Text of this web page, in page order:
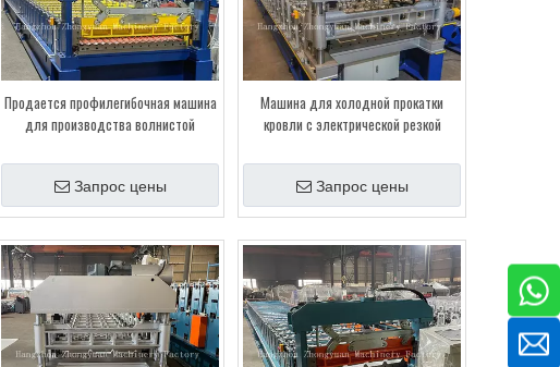
Продается профилегибочная машина
для производства волнистой
Запрос цены
Машина для холодной прокатки
кровли с электрической резкой
Запрос цены